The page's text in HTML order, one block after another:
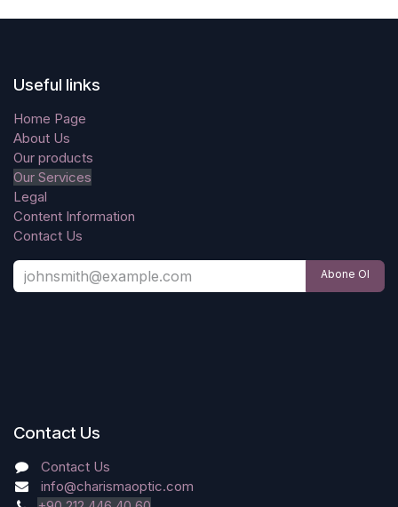
Useful links
Home Page
About Us
Our products
Our Services
Legal
Content Information
Contact Us
Abone Ol
Contact Us
Contact Us
info@charismaoptic.com